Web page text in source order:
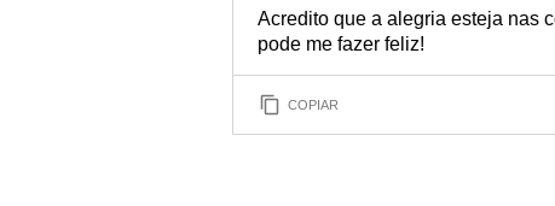
Acredito que a alegria esteja nas
pode me fazer feliz!
COPIAR